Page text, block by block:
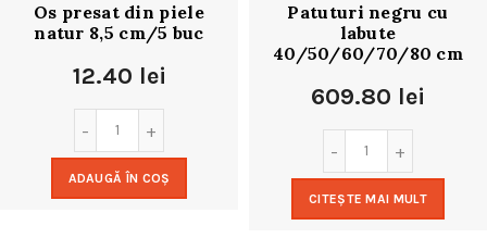
Os presat din piele
natur 8,5 cm/5 buc
12.40 lei
ADAUGĂ ÎN COȘ
Patuturi negru cu
labute
40/50/60/70/80 cm
609.80 lei
CITEȘTE MAI MULT